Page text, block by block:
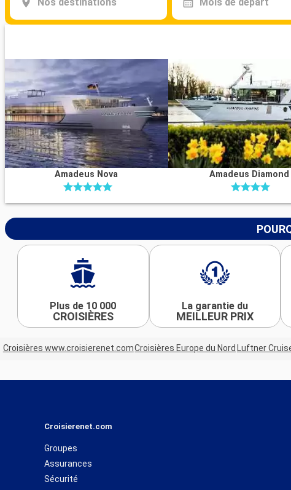
Amadeus Nova Amadeus Diamond
Plus de 10 000
CROISIÈRES
La garantie du
MEILLEUR PRIX
Croisières www.croisierenet.comCroisières Europe du Nord Luftner
Croisierenet.com
Groupes
Assurances
Sécurité